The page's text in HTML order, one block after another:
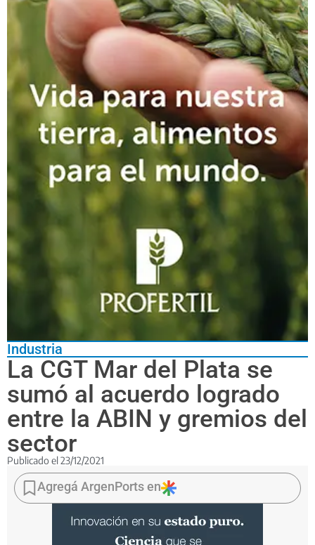
Industria
La CGT Mar del Plata se
sumó al acuerdo logrado
entre la ABIN y gremios del
sector
Publicado el 23/12/2021
En
el
acto
incorporación
Agregá ArgenPorts en